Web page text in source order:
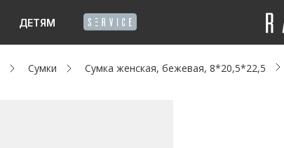
ДЕТЯМ
Сумки Сумка женская, бежевая, 8*20,5*22,5